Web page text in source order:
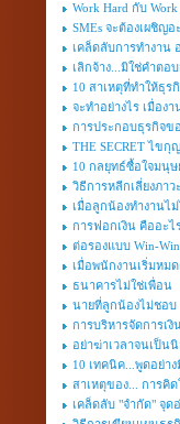
Work Hard กับ Work
SMEs จะต้องเผชิญอ
เคล็ดลับการทำงาน
เลิกจ้าง...มิใช่คำตอ
10 สาเหตุที่ทำให้ธุร
จะทำอย่างไร เมื่อง
การประกอบธุรกิจข
THE SECRET ไขกุ
10 กลยุทธ์ซื้อใจมนุษ
วิธีการหลีกเลี่ยงภา
เมื่อลูกน้องทำงานไม่
การฟอกเงิน คืออะไ
ต่อรองแบบ Win-Win
เมื่อพนักงานเริ่มหม
ธนาคารไม่ใช่เพื่อน
นายที่ลูกน้องไม่ชอบ
การบริหารจัดการเ
อย่าฆ่าเวลาจนเป็น
10 เทคนิค...พูดอย่า
สาเหตุของ... การคิ
เคล็ดลับ "จำกัด" จุด